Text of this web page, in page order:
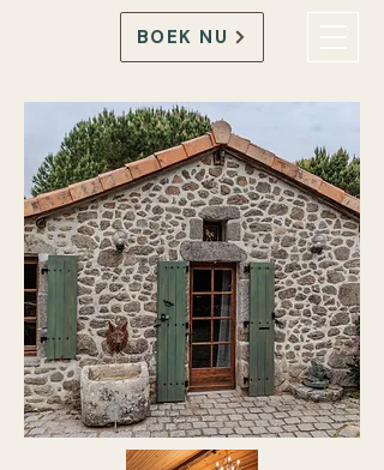
BOEK NU